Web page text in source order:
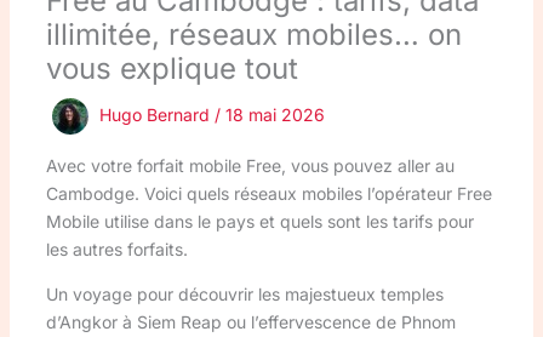
illimitée, réseaux mobiles… on
vous explique tout
Hugo Bernard / 18 mai 2026
Avec votre forfait mobile Free, vous pouvez aller au
Cambodge. Voici quels réseaux mobiles l’opérateur Free
Mobile utilise dans le pays et quels sont les tarifs pour
les autres forfaits.
Un voyage pour découvrir les majestueux temples
d’Angkor à Siem Reap ou l’effervescence de Phnom